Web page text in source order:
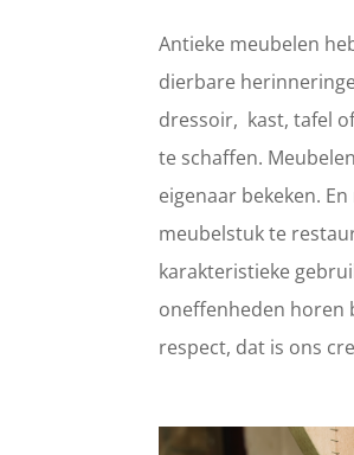
Antieke meubelen
dierbare
dressoir, kast, tafel
te schaffen.
eigenaar bekeken.
meubelstuk te
karakteristieke
oneffenheden horen
respect, dat is ons